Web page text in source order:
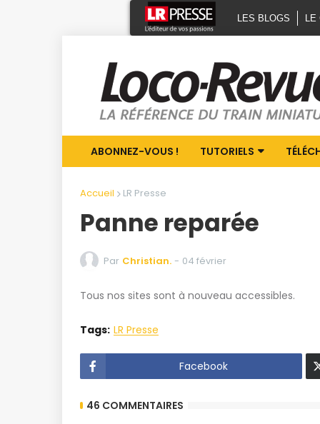
LES BLOGS LE
ABONNEZ-VOUS ! TUTORIELS
Accueil LR Presse
Panne reparée
Par Christian. - 04 février
Tous nos sites sont à nouveau accessibles.
Tags: LR Presse
Facebook
46 COMMENTAIRES